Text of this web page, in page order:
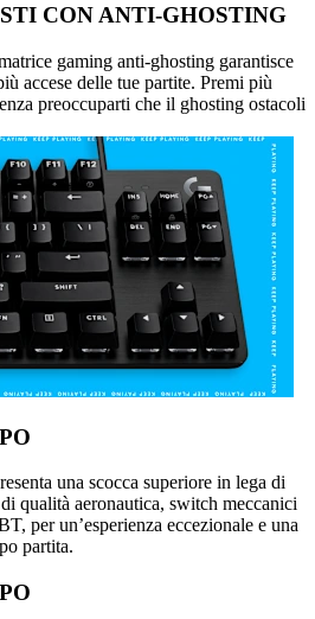
CON ANTI-GHOSTING
gaming anti-ghosting garantisce
accese delle tue partite. Premi più
preoccuparti che il ghosting ostacoli
una scocca superiore in lega di
qualità aeronautica, switch meccanici
per un’esperienza eccezionale e una
partita.